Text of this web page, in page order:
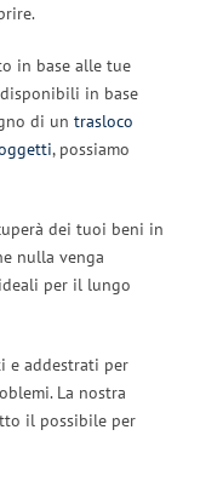
in base alle tue
in base
di un trasloco
, possiamo
dei tuoi beni in
nulla venga
per il lungo
e addestrati per
La nostra
il possibile per